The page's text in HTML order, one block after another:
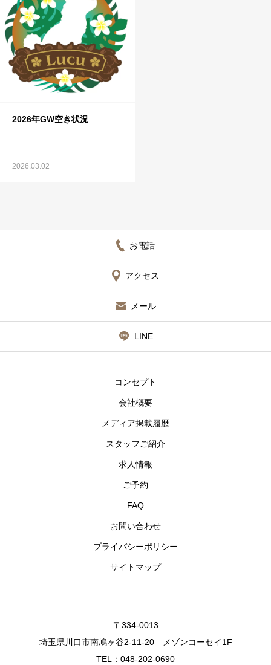
2026年GW空き状況
2026.03.02
お電話
アクセス
メール
LINE
コンセプト
会社概要
メディア掲載履歴
スタッフご紹介
求人情報
ご予約
FAQ
お問い合わせ
プライバシーポリシー
サイトマップ
〒334-0013
埼玉県川口市南鳩ヶ谷2-11-20 メゾンコーセイ1F
TEL：048-202-0690